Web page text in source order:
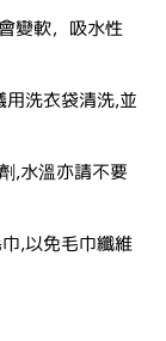
變軟，吸水性
洗衣袋清洗,並
,水溫亦請不要
,以免毛巾纖維